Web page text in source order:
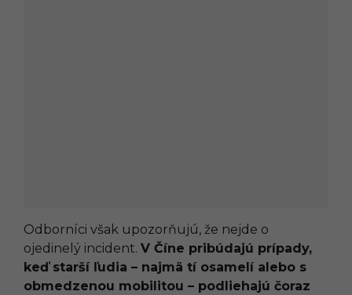
Odborníci však upozorňujú, že nejde o
ojedinelý incident. V Číne pribúdajú prípady,
keď starší ľudia – najmä tí osamelí alebo s
obmedzenou mobilitou – podliehajú čoraz